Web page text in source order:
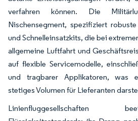
verfahren können. Die
Nischensegment, spezifiziert
und Schnelleinsatzkits, die bei
allgemeine Luftfahrt und
auf flexible Servicemodelle,
und tragbarer Applikatoren, was
stetiges Volumen für Lieferanten
Linienfluggesellschaften